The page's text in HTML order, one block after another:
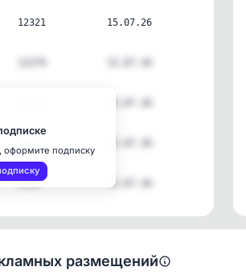
12321 15.07.26
9494 15.07.26
оформите подписку
размещений